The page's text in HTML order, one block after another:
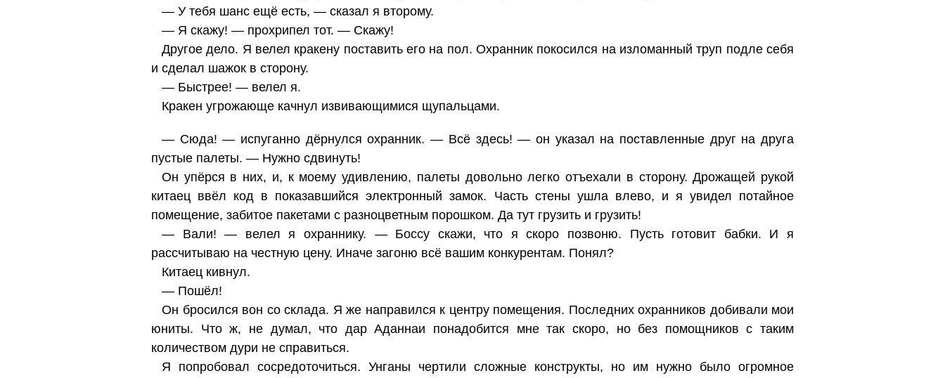
— У тебя шанс ещё есть, — сказал я второму.
— Я скажу! — прохрипел тот. — Скажу!
Другое дело. Я велел кракену поставить его на пол. Охранник покосился на изломанный труп подле себя
и сделал шажок в сторону.
— Быстрее! — велел я.
Кракен угрожающе качнул извивающимися щупальцами.
— Сюда! — испуганно дёрнулся охранник. — Всё здесь! — он указал на поставленные друг на друга
пустые палеты. — Нужно сдвинуть!
Он упёрся в них, и, к моему удивлению, палеты довольно легко отъехали в сторону. Дрожащей рукой
китаец ввёл код в показавшийся электронный замок. Часть стены ушла влево, и я увидел потайное
помещение, забитое пакетами с разноцветным порошком. Да тут грузить и грузить!
— Вали! — велел я охраннику. — Боссу скажи, что я скоро позвоню. Пусть готовит бабки. И я
рассчитываю на честную цену. Иначе загоню всё вашим конкурентам. Понял?
Китаец кивнул.
— Пошёл!
Он бросился вон со склада. Я же направился к центру помещения. Последних охранников добивали мои
юниты. Что ж, не думал, что дар Аданнаи понадобится мне так скоро, но без помощников с таким
количеством дури не справиться.
Я попробовал сосредоточиться. Унганы чертили сложные конструкты, но им нужно было огромное